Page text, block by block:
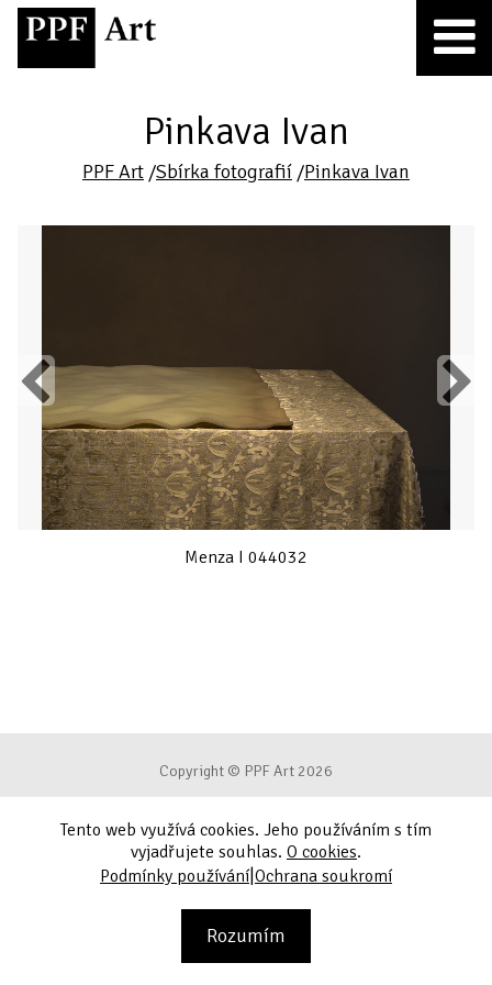
Pinkava Ivan
PPF Art /Sbírka fotografií /Pinkava Ivan
Previous
Menza I 044032
Next
Copyright © PPF Art 2026
Podmínky používání
Ochrana soukromí
Tento web využívá cookies. Jeho používáním s tím
vyjadřujete souhlas. O cookies.
Podmínky používání|Ochrana soukromí
Rozumím